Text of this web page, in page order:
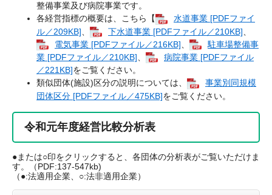
整備事業及び病院事業です。
各経営指標の概要は、こちら【
水道事業 [PDFファイ
ル／209KB]
下水道事業 [PDFファイル／210KB]
電気事業 [PDFファイル／216KB]
駐車場整備事
業 [PDFファイル／210KB]
病院事業 [PDFファイル
／221KB]をご覧ください。
類似団体(施設)区分の説明については、
事業別同規模
団体区分 [PDFファイル／475KB]をご覧ください。
令和元年度経営比較分析表
●または○印をクリックすると、各団体の分析表がご覧いただけま
す。（PDF:137-547kb)
（●:法適用企業、○:法非適用企業）